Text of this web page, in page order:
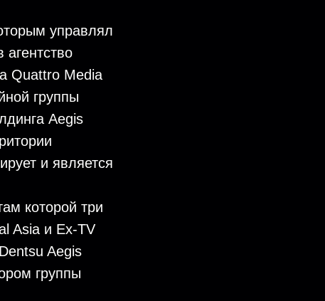
управлял
Quattro Media
группы
Aegis
и является
которой три
Asia и Ex-TV
Aegis
группы